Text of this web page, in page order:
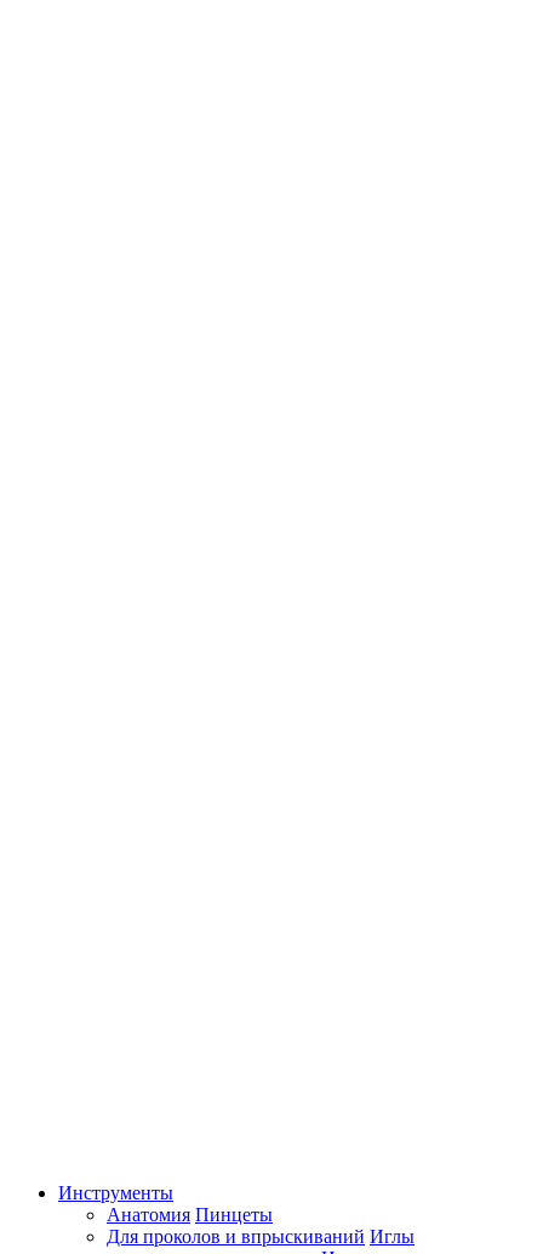
Инструменты
Анатомия Пинцеты
Для проколов и впрыскиваний Иглы